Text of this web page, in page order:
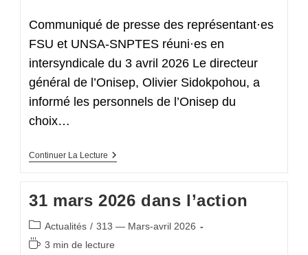
Communiqué de presse des représentant·es
FSU et UNSA-SNPTES réuni·es en
intersyndicale du 3 avril 2026 Le directeur
général de l’Onisep, Olivier Sidokpohou, a
informé les personnels de l’Onisep du
choix…
Continuer La Lecture Non
L’ONISEP
31 mars 2026 dans l’action
Post
category:
Actualités / 313 — Mars-avril 2026
Temps3 min de lecture